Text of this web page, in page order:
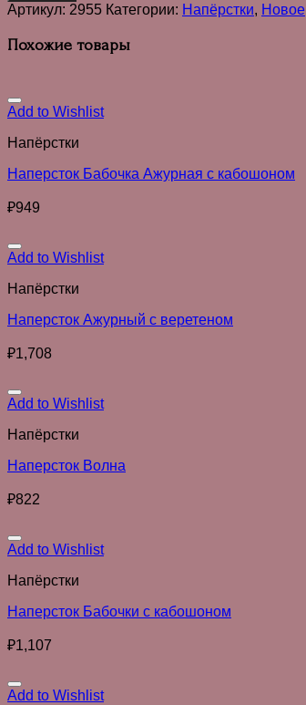
Артикул: 2955 Категории: Напёрстки, Новое
Похожие товары
Add to Wishlist
Напёрстки
Наперсток Бабочка Ажурная с кабошоном
₽949
Add to Wishlist
Напёрстки
Наперсток Ажурный с веретеном
₽1,708
Add to Wishlist
Напёрстки
Наперсток Волна
₽822
Add to Wishlist
Напёрстки
Наперсток Бабочки с кабошоном
₽1,107
Add to Wishlist